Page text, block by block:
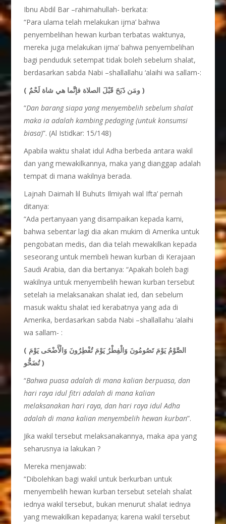
Ibnu Abdil Bar –rahimahullah- berkata:
“Para ulama telah melakukan ijma’ bahwa
penyembelihan hewan kurban terbatas waktunya,
mereka juga melakukan ijma’ bahwa penyembelihan
bagi penduduk setempat tidak boleh sebelum shalat,
berdasarkan sabda Nabi –shallallahu ‘alaihi wa sallam-:
( ومَن ذَبَحَ قَبْلَ الصلاة فإنَّما هي شاة لَحْمٌ )
“Dan barang siapa yang menyembelih sebelum shalat
maka ia adalah kambing pedaging (untuk konsumsi
biasa)”. (Al Istidkar: 15/148)
Apabila waktu shalat idul Adha berbeda antara wakil
dan yang mewakilkannya, maka yang dianggap adalah
tempat di mana wakilnya berada.
Lajnah Daimah lil Buhuts Ilmiyah wal Ifta’ pernah
ditanya:
“Ada pertanyaan yang disampaikan kepada kami,
bahwa sebentar lagi dia akan mukim di Amerika untuk
pengobatan medis, dan dia telah mewakilkan kepada
seseorang untuk membeli hewan kurban di Kerajaan
Saudi Arabia, dan dia bertanya: “Apakah boleh bagi
wakilnya untuk menyembelih hewan kurban tersebut
setelah ia melaksanakan shalat ied, dan sebelum
masuk waktu shalat ied kerabatnya yang ada di
Amerika, berdasarkan sabda Nabi –shallallahu ‘alaihi
wa sallam- :
( الصَّوْمُ يَوْمَ تَصُومُونَ وَالْفِطْرُ يَوْمَ تُفْطِرُونَ وَالْأَضْحَى يَوْمَ
تُضَحُّو )
“Bahwa puasa adalah di mana kalian berpuasa, dan
hari raya idul fitri adalah di mana kalian
melaksanakan hari raya, dan hari raya idul Adha
adalah di mana kalian menyembelih hewan kurban”.
Jika wakil tersebut melaksanakannya, maka apa yang
seharusnya ia lakukan ?
Mereka menjawab:
“Dibolehkan bagi wakil untuk berkurban untuk
menyembelih hewan kurban tersebut setelah shalat
iednya wakil tersebut, bukan menurut shalat iednya
yang mewakilkan kepadanya; karena wakil tersebut